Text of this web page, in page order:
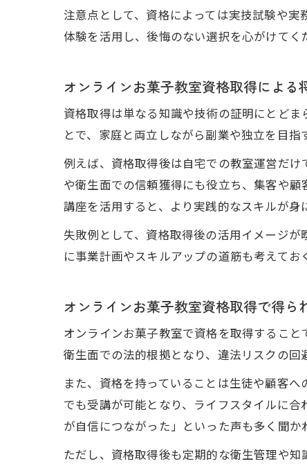
注意点として、資格によっては実技試験や
体験を活用し、後悔のない選択を心がけてく
オンラインお菓子教室資格取得による
資格取得は単なる知識や技術の証明にとど
とで、家庭と両立しながら副業や独立を目指
例えば、資格取得後は自宅での教室運営だ
や衛生面での信頼獲得にも役立ち、集客や
講座を活用すると、より実践的なスキルが身
失敗例として、資格取得後の活用イメージ
に事業計画やスキルアップの道筋も考えてお
オンラインお菓子教室資格取得で得ら
オンラインお菓子教室で資格を取得するこ
衛生面での法的根拠となり、違法リスクの回
また、資格を持っていることは生徒や顧客
でも受講が可能となり、ライフスタイルに
が自信につながった」といった声も多く聞か
ただし、資格取得後も定期的な衛生管理や